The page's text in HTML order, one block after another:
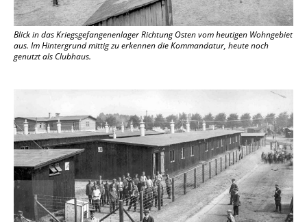
Blick in das Kriegsgefangenenlager Richtung Osten vom heutigen Wohngebiet
aus. Im Hintergrund mittig zu erkennen die Kommandatur, heute noch
genutzt als Clubhaus.